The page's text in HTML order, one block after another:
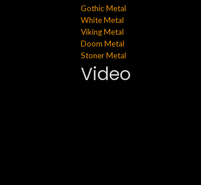
Gothic Metal
White Metal
Viking Metal
Doom Metal
Stoner Metal
Video